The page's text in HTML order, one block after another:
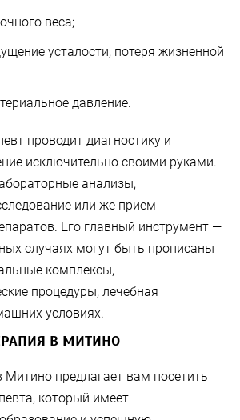
веса;
усталости, потеря жизненной
давление.
проводит диагностику и
исключительно своими руками.
анализы,
или же прием
Его главный инструмент —
случаях могут быть прописаны
комплексы,
процедуры, лечебная
условиях.
В МИТИНО
Митино предлагает вам посетить
который имеет